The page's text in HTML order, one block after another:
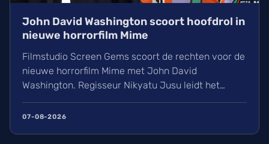
John David Washington scoort hoofdrol in
nieuwe horrorfilm Mime
Filmstudio Screen Gems scoort de rechten voor de
nieuwe horrorfilm Mime met John David
Washington. Regisseur Nikyatu Jusu leidt het
nieuws over streamingtoppers zoals Hit Man en
07-08-2026